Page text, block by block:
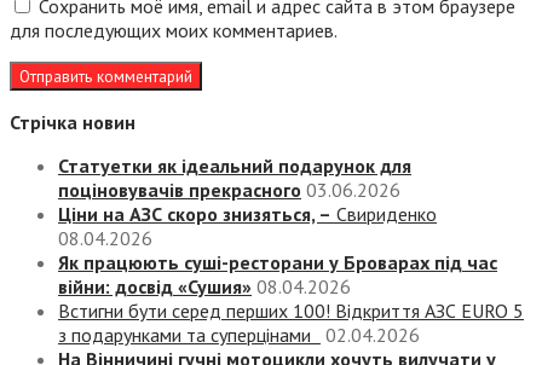
Сохранить моё имя, email и адрес сайта в этом браузере
для последующих моих комментариев.
Стрічка новин
Статуетки як ідеальний подарунок для
поціновувачів прекрасного 03.06.2026
Ціни на АЗС скоро знизяться, – Свириденко
08.04.2026
Як працюють суші-ресторани у Броварах під час
війни: досвід «Сушия» 08.04.2026
Встигни бути серед перших 100! Відкриття АЗС EURO 5
з подарунками та суперцінами
02.04.2026
На Вінничині гучні мотоцикли хочуть вилучати у